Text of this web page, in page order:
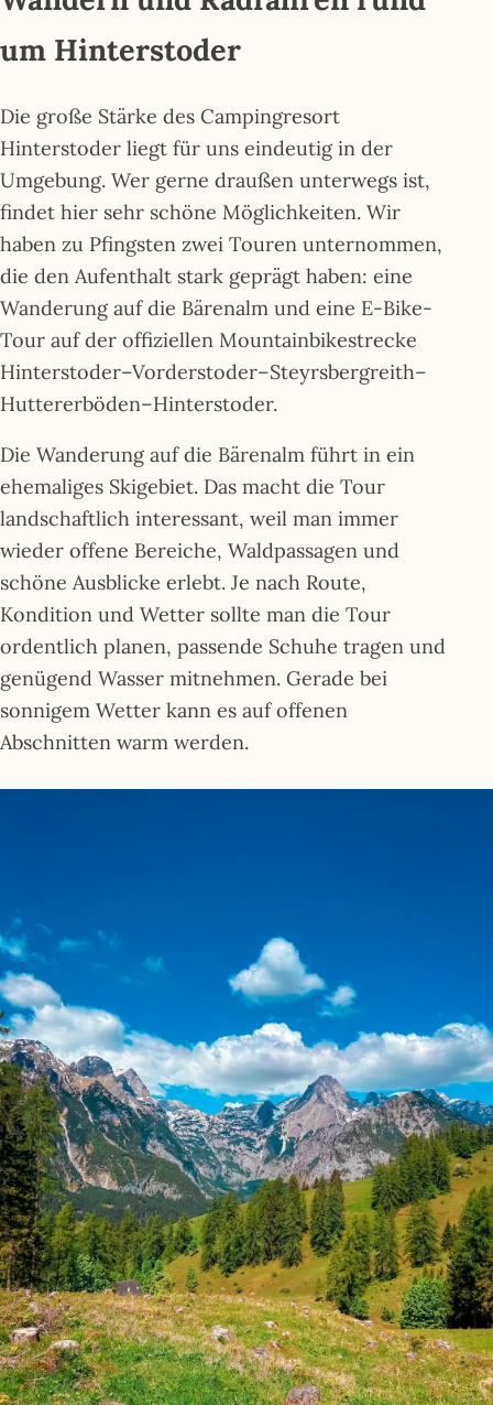
um Hinterstoder
Die große Stärke des Campingresort
Hinterstoder liegt für uns eindeutig in der
Umgebung. Wer gerne draußen unterwegs ist,
findet hier sehr schöne Möglichkeiten. Wir
haben zu Pfingsten zwei Touren unternommen,
die den Aufenthalt stark geprägt haben: eine
Wanderung auf die Bärenalm und eine E-Bike-
Tour auf der offiziellen Mountainbikestrecke
Hinterstoder–Vorderstoder–Steyrsbergreith–
Huttererböden–Hinterstoder.
Die Wanderung auf die Bärenalm führt in ein
ehemaliges Skigebiet. Das macht die Tour
landschaftlich interessant, weil man immer
wieder offene Bereiche, Waldpassagen und
schöne Ausblicke erlebt. Je nach Route,
Kondition und Wetter sollte man die Tour
ordentlich planen, passende Schuhe tragen und
genügend Wasser mitnehmen. Gerade bei
sonnigem Wetter kann es auf offenen
Abschnitten warm werden.